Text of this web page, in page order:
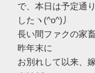
で、本日は予定通
したヽ(^o^)丿
長い間ファクの家
昨年末に
お別れして以来、